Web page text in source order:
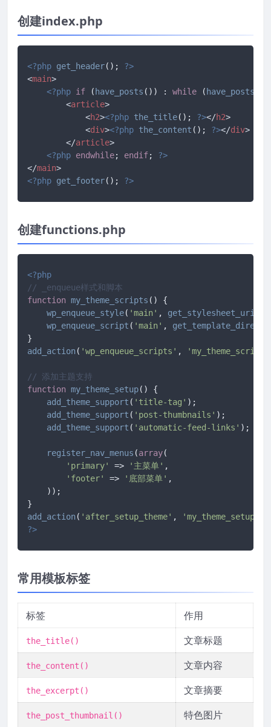
创建index.php
<?php get_header(); ?>
<main>
<?php if ( have_posts ()) : while ( have_posts
<article>
<h2><?php the_title(); ?></h2>
<div><?php the_content (); ?></div>
</article>
<?php endwhile; endif; ?>
</main>
<?php get_footer(); ?>
创建functions.php
<?php
// _enqueue样式和脚本
function my_theme_scripts ( ) {
wp_enqueue_style( 'main' , get_stylesheet_uri
wp_enqueue_script ( 'main' ,
add_action( 'wp_enqueue_scripts' ,
// 添加主题支持
function my_theme_setup( ) {
add_theme_support ( 'title-tag' );
add_theme_support ( 'post-thumbnails' );
add_theme_support ( 'automatic-feed-links' );
register_nav_menus (array(
'primary'
=> '主菜单' ,
'footer'
=> '底部菜单' ,
    ));
add_action( 'after_setup_theme' , 'my_theme_setup'
?>
常用模板标签
标签 作用
the_title() 文章标题
the_content() 文章内容
the_excerpt() 文章摘要
the_post_thumbnail() 特色图片